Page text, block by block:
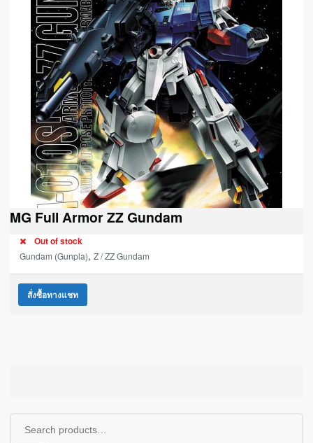
MG Full Armor ZZ Gundam
Out of stock
Gundam (Gunpla), Z / ZZ Gundam
สั่งซื้อทางแชท